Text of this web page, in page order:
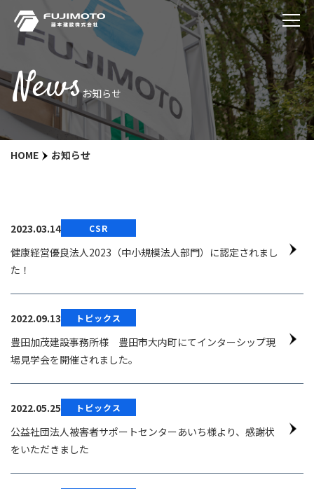
Newsお知らせ
HOME お知らせ
2023.03.14 CSR
健康経営優良法人2023（中小規模法人部門）に認定されまし
た！
2022.09.13 トピックス
豊田加茂建設事務所様 豊田市大内町にてインターシップ現
場見学会を開催されました。
2022.05.25 トピックス
公益社団法人被害者サポートセンターあいち様より、感謝状
をいただきました